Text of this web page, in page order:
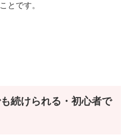
とです。
続けられる・初心者で